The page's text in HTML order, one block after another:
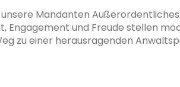
Mandanten
Engagement und Freude stellen
zu einer herausragenden